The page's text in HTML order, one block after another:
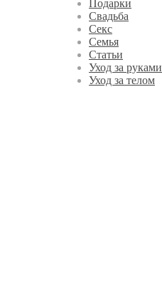
Подарки
Свадьба
Секс
Семья
Статьи
Уход за руками
Уход за телом